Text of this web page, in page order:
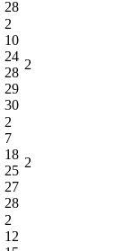
28
2
10
24
28
29
30
2
2
7
18
25
27
28
2
2
12